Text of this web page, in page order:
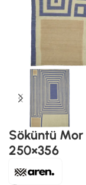
Söküntü
250×356